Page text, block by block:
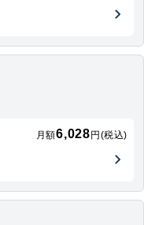
月額6,028 円(税込)